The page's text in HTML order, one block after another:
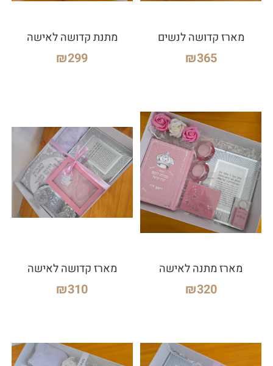
מארז קדושה לנשים
₪365
מתנת קדושה לאישה
₪299
מארז מתנה לאישה
₪320
מארז קדושה לאישה
₪310